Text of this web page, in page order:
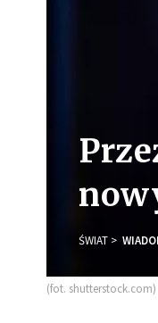
ŚWIAT
(fot. shutterstock.com)